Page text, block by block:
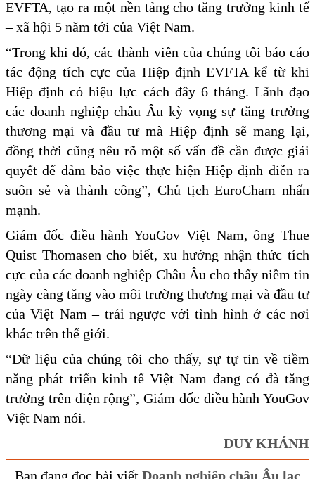
EVFTA, tạo ra một nền tảng cho tăng trưởng kinh tế
– xã hội 5 năm tới của Việt Nam.
“Trong khi đó, các thành viên của chúng tôi báo cáo
tác động tích cực của Hiệp định EVFTA kể từ khi
Hiệp định có hiệu lực cách đây 6 tháng. Lãnh đạo
các doanh nghiệp châu Âu kỳ vọng sự tăng trưởng
thương mại và đầu tư mà Hiệp định sẽ mang lại,
đồng thời cũng nêu rõ một số vấn đề cần được giải
quyết để đảm bảo việc thực hiện Hiệp định diễn ra
suôn sẻ và thành công”, Chủ tịch EuroCham nhấn
mạnh.
Giám đốc điều hành YouGov Việt Nam, ông Thue
Quist Thomasen cho biết, xu hướng nhận thức tích
cực của các doanh nghiệp Châu Âu cho thấy niềm tin
ngày càng tăng vào môi trường thương mại và đầu tư
của Việt Nam – trái ngược với tình hình ở các nơi
khác trên thế giới.
“Dữ liệu của chúng tôi cho thấy, sự tự tin về tiềm
năng phát triển kinh tế Việt Nam đang có đà tăng
trưởng trên diện rộng”, Giám đốc điều hành YouGov
Việt Nam nói.
DUY KHÁNH
Bạn đang đọc bài viết Doanh nghiệp châu Âu lạc